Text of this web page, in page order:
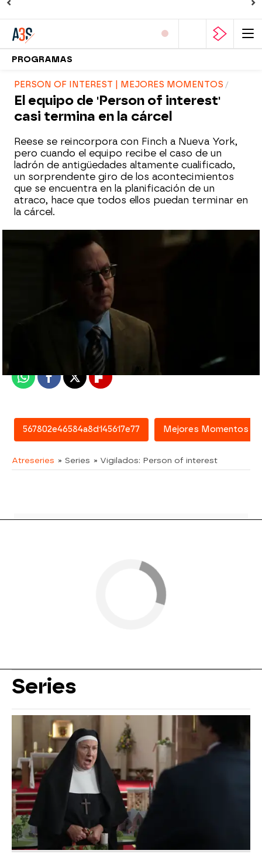
PROGRAMAS
PERSON OF INTEREST | MEJORES MOMENTOS
El equipo de 'Person of interest'
casi termina en la cárcel
Reese se reincorpora con Finch a Nueva York,
pero cuando el equipo recibe el caso de un
ladrón de antigüedades altamente cualificado,
un sorprendente giro de los acontecimientos
que se encuentra en la planificación de un
atraco, hace que todos ellos puedan terminar en
la cárcel.
atreseries
15 de febrero de 2016, 13:56
WhatsappFacebook
X Flipboard
567802e46584a8d145617e77 Mejores Momentos
Atreseries » Series » Vigilados: Person of interest
Series